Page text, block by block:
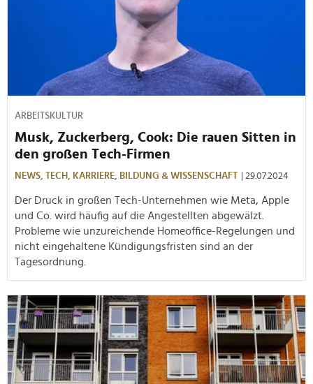
ARBEITSKULTUR
Musk, Zuckerberg, Cook: Die rauen Sitten in
den großen Tech-Firmen
NEWS, TECH, KARRIERE, BILDUNG & WISSENSCHAFT | 29.07.2024
Der Druck in großen Tech-Unternehmen wie Meta, Apple
und Co. wird häufig auf die Angestellten abgewälzt.
Probleme wie unzureichende Homeoffice-Regelungen und
nicht eingehaltene Kündigungsfristen sind an der
Tagesordnung.